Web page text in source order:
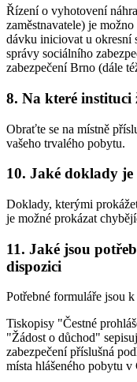
Řízení o vyhotovení
zaměstnavatele) je
dávku iniciovat u okresní
správy sociálního
zabezpečení Brno (dále
8. Na které instituci
Obraťte se na místně
vašeho trvalého pobytu.
10. Jaké doklady je
Doklady, kterými
je možné prokázat
11. Jaké jsou
dispozici
Potřebné formuláře jsou
Tiskopisy "Čestné
"Žádost o důchod"
zabezpečení příslušná
místa hlášeného pobytu